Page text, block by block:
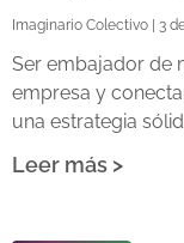
Imaginario Colectivo 3
Ser embajador de
empresa y
una estrategia
Leer más >